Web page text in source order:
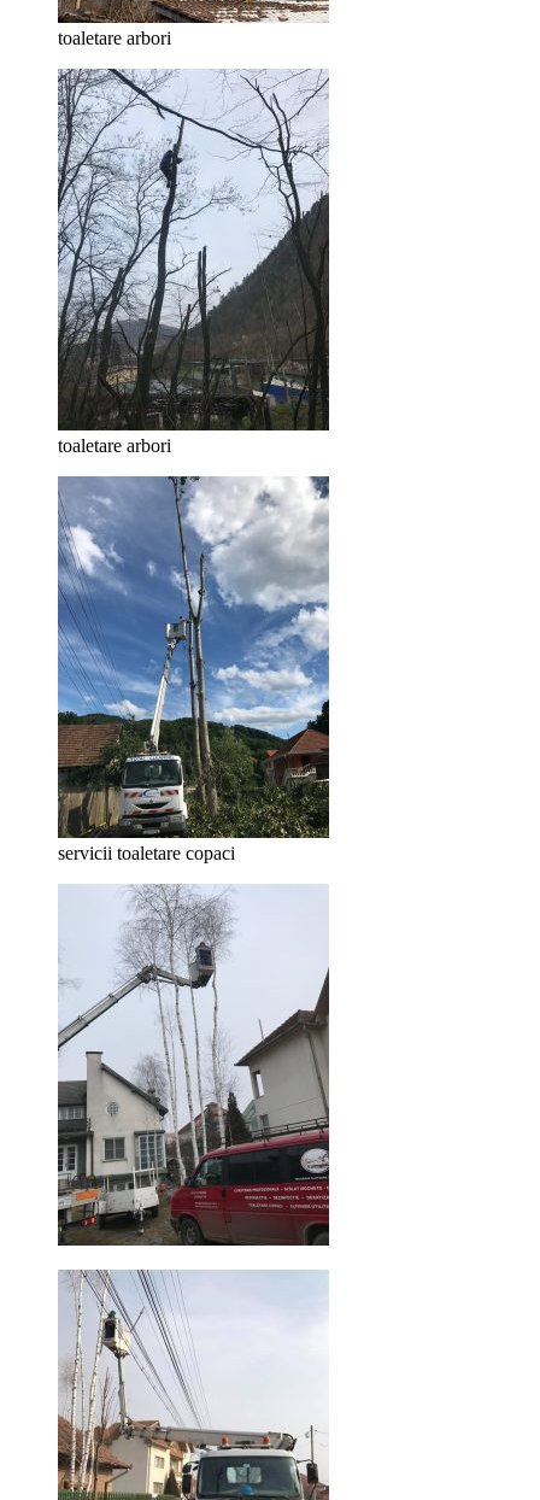
toaletare arbori
toaletare arbori
servicii toaletare copaci